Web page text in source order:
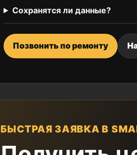
Сохранятся ли данные?
Позвонить по ремонту
БЫСТРАЯ ЗАЯВКА В